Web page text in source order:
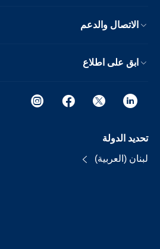
الاتصال والدعم
ابق على اطلاع
تحديد الدولة
لبنان (العربية)